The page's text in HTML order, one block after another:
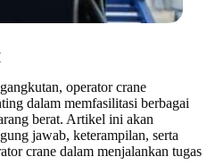
operator crane
dalam memfasilitasi berbagai
berat. Artikel ini akan
jawab, keterampilan, serta
crane dalam menjalankan tugas